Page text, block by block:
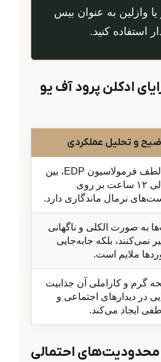
وازلین به عنوان بیس
استفاده کنید.
ادکلن پرود آف یو
و تحلیل عملکردی
به لطف فرمولاسیون EDP، بین
۸ الی ۱۲ ساعت بر روی
نرمال ماندگاری دارد.
به صورت الکلی و ناگهانی
نمی‌کنند، بلکه جابه‌جایی
ملایم است.
گرم و کاراملی آن جذابیت
در دیدارهای اجتماعی و
ایجاد می‌کند.
احتمالی